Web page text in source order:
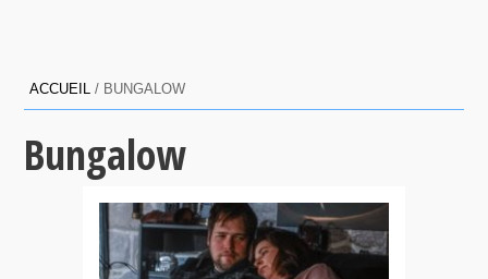
ACCUEIL / BUNGALOW
Bungalow